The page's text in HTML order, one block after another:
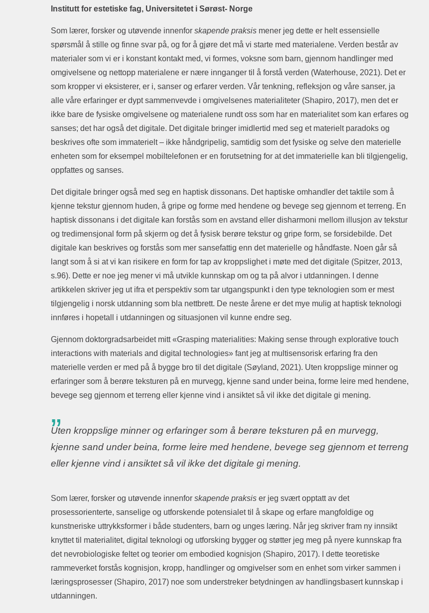
Institutt for estetiske fag, Universitetet i Sørøst- Norge
Som lærer, forsker og utøvende innenfor skapende praksis mener jeg dette er helt essensielle
spørsmål å stille og finne svar på, og for å gjøre det må vi starte med materialene. Verden består av
materialer som vi er i konstant kontakt med, vi formes, voksne som barn, gjennom handlinger med
omgivelsene og nettopp materialene er nære innganger til å forstå verden (Waterhouse, 2021). Det er
som kropper vi eksisterer, er i, sanser og erfarer verden. Vår tenkning, refleksjon og våre sanser, ja
alle våre erfaringer er dypt sammenvevde i omgivelsenes materialiteter (Shapiro, 2017), men det er
ikke bare de fysiske omgivelsene og materialene rundt oss som har en materialitet som kan erfares og
sanses; det har også det digitale. Det digitale bringer imidlertid med seg et materielt paradoks og
beskrives ofte som immaterielt – ikke håndgripelig, samtidig som det fysiske og selve den materielle
enheten som for eksempel mobiltelefonen er en forutsetning for at det immaterielle kan bli tilgjengelig,
oppfattes og sanses.
Det digitale bringer også med seg en haptisk dissonans. Det haptiske omhandler det taktile som å
kjenne tekstur gjennom huden, å gripe og forme med hendene og bevege seg gjennom et terreng. En
haptisk dissonans i det digitale kan forstås som en avstand eller disharmoni mellom illusjon av tekstur
og tredimensjonal form på skjerm og det å fysisk berøre tekstur og gripe form, se forsidebilde. Det
digitale kan beskrives og forstås som mer sansefattig enn det materielle og håndfaste. Noen går så
langt som å si at vi kan risikere en form for tap av kroppslighet i møte med det digitale (Spitzer, 2013,
s.96). Dette er noe jeg mener vi må utvikle kunnskap om og ta på alvor i utdanningen. I denne
artikkelen skriver jeg ut ifra et perspektiv som tar utgangspunkt i den type teknologien som er mest
tilgjengelig i norsk utdanning som bla nettbrett. De neste årene er det mye mulig at haptisk teknologi
innføres i hopetall i utdanningen og situasjonen vil kunne endre seg.
Gjennom doktorgradsarbeidet mitt «Grasping materialities: Making sense through explorative touch
interactions with materials and digital technologies» fant jeg at multisensorisk erfaring fra den
materielle verden er med på å bygge bro til det digitale (Søyland, 2021). Uten kroppslige minner og
erfaringer som å berøre teksturen på en murvegg, kjenne sand under beina, forme leire med hendene,
bevege seg gjennom et terreng eller kjenne vind i ansiktet så vil ikke det digitale gi mening.
Uten kroppslige minner og erfaringer som å berøre teksturen på en murvegg,
kjenne sand under beina, forme leire med hendene, bevege seg gjennom et terreng
eller kjenne vind i ansiktet så vil ikke det digitale gi mening.
Som lærer, forsker og utøvende innenfor skapende praksis er jeg svært opptatt av det
prosessorienterte, sanselige og utforskende potensialet til å skape og erfare mangfoldige og
kunstneriske uttrykksformer i både studenters, barn og unges læring. Når jeg skriver fram ny innsikt
knyttet til materialitet, digital teknologi og utforsking bygger og støtter jeg meg på nyere kunnskap fra
det nevrobiologiske feltet og teorier om embodied kognisjon (Shapiro, 2017). I dette teoretiske
rammeverket forstås kognisjon, kropp, handlinger og omgivelser som en enhet som virker sammen i
læringsprosesser (Shapiro, 2017) noe som understreker betydningen av handlingsbasert kunnskap i
utdanningen.